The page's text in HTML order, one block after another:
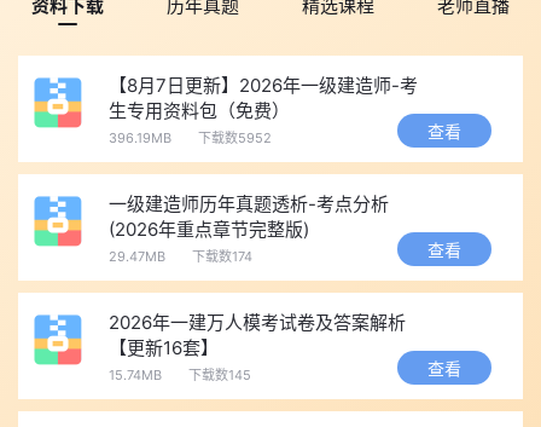
六、一级建造师急救资料免费领取
👉📂➤2026年一级建造师历年真题
👉📂➤
2026年一级建造师重点考点清单
👉📂➤
2026年一级建造师必备300句
👉📂➤2026年一级建造师急救口诀
👉📂➤
2026年一级建造师睡前半小时关键词速记
以上是“免费题库：2026年一级建造师《 水利水电工程管理与
实务》万人模考入口”相关内容，希望能帮到大家。 为考生更好的冲
急资料、模拟试题、历年真题等资料，您可点击下方按钮
领取资料
资料下载 历年真题 精选课程 老师直播
【8月7日更新】2026年一级建造师-考
生专用资料包（免费）
396.19MB 下载数5952 查看
一级建造师历年真题透析-考点分析
(2026年重点章节完整版)
29.47MB 下载数174 查看
2026年一建万人模考试卷及答案解析
【更新16套】
15.74MB 下载数145 查看